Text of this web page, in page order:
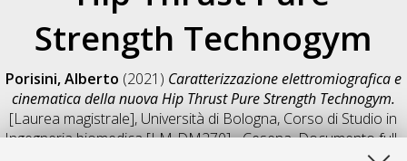
Strength Technogym
Porisini, Alberto (2021) Caratterizzazione elettromiografica e
cinematica della nuova Hip Thrust Pure Strength Technogym.
[Laurea magistrale], Università di Bologna, Corso di Studio in
Ingegneria biomedica [LM-DM270] - Cesena, Documento full-